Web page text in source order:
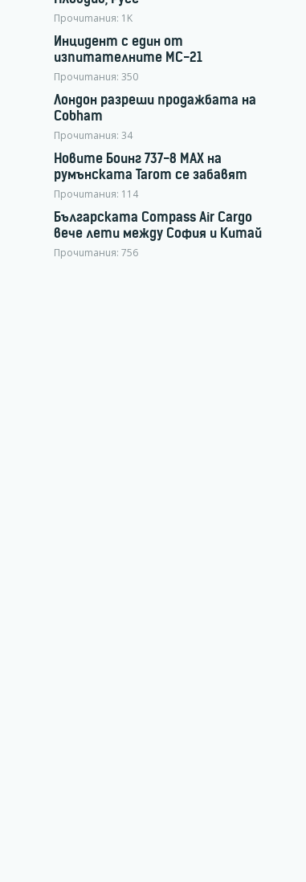
Прочитания: 1K
Инцидент с един от
изпитателните МС-21
Прочитания: 350
Лондон разреши продажбата на
Cobham
Прочитания: 34
Новите Боинг 737-8 MAX на
румънската Tarom се забавят
Прочитания: 114
Българската Compass Air Cargo
вече лети между София и Китай
Прочитания: 756